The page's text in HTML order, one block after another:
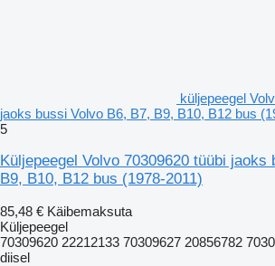
küljepeegel
jaoks bussi Volvo B6, B7, B9, B10, B12 bus
5
Küljepeegel Volvo 70309620 tüübi jaoks
B9, B10, B12 bus (1978-2011)
85,48 € Käibemaksuta
Küljepeegel
70309620 22212133 70309627 20856782
diisel